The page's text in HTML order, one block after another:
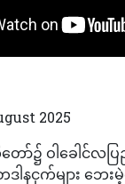
2025
ော်၌ ဝါခေါင်လပ
ဒါနငှက်များ ဘေ